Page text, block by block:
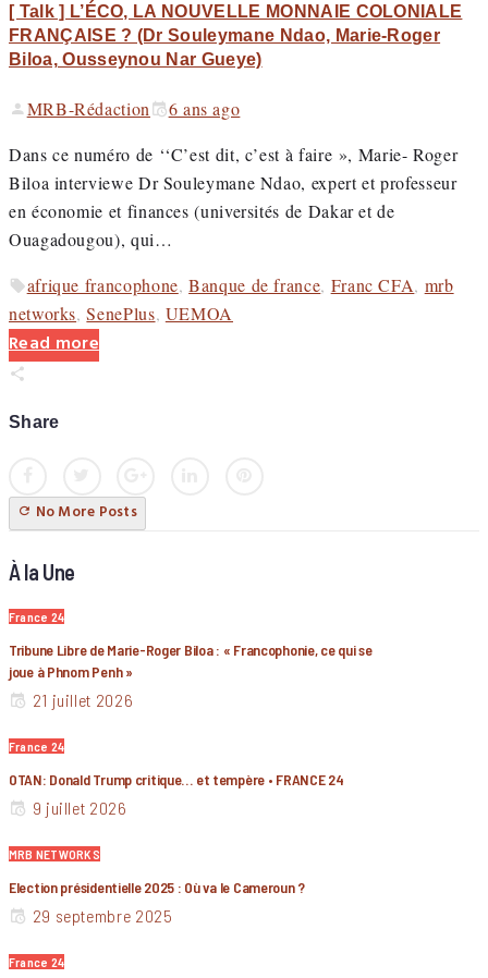
[ Talk ] L’ÉCO, LA NOUVELLE MONNAIE COLONIALE
FRANÇAISE ? (Dr Souleymane Ndao, Marie-Roger
Biloa, Ousseynou Nar Gueye)
MRB-Rédaction
6 ans ago
Dans ce numéro de ‘‘C’est dit, c’est à faire », Marie- Roger
Biloa interviewe Dr Souleymane Ndao, expert et professeur
en économie et finances (universités de Dakar et de
Ouagadougou), qui…
afrique francophone,Banque de france, Franc CFA, mrb
networks,SenePlus, UEMOA
Read more
Share
No More Posts
À la Une
France 24
Tribune Libre de Marie-Roger Biloa : « Francophonie, ce qui se
joue à Phnom Penh »
21 juillet 2026
France 24
OTAN: Donald Trump critique… et tempère • FRANCE 24
9 juillet 2026
MRB NETWORKS
Election présidentielle 2025 : Où va le Cameroun ?
29 septembre 2025
France 24